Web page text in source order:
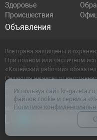
Здоровье
Происшествия
Объявления
Все права защищены и
При полном или частичном
«Копейский рабочий»
Редакция не несет
содержащейся в рекламных
Настоящий ресурс может
Используя сайт kr-
файлов cookie и сервиса
Политике